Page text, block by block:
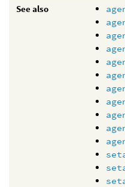
See also